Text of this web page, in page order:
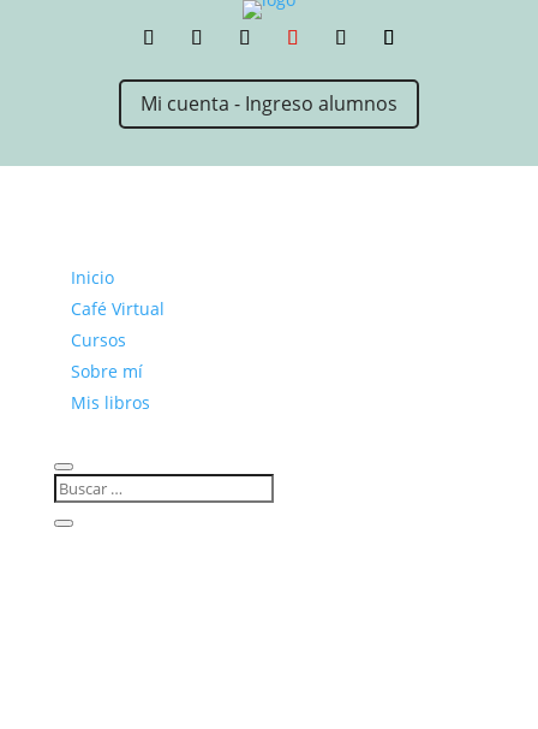
Mi cuenta - Ingreso alumnos
Inicio
Café Virtual
Cursos
Sobre mí
Mis libros